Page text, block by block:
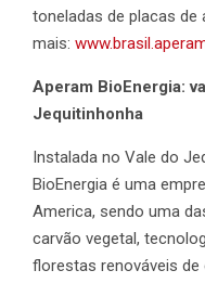
toneladas de placas de
mais:
Aperam BioEnergia:
Jequitinhonha
Instalada no Vale do
BioEnergia é uma
America, sendo uma
carvão vegetal,
florestas renováveis de